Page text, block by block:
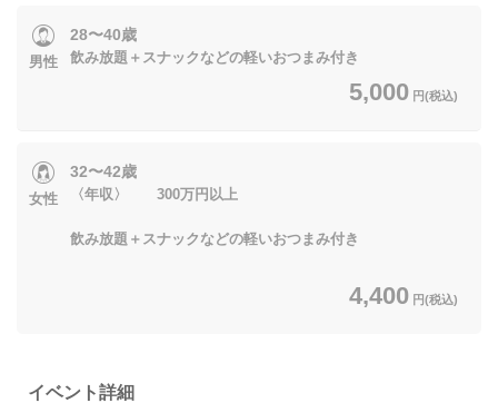
男性
28〜40歳
飲み放題＋スナックなどの軽いおつまみ付き
5,000 円(税込)
女性
32〜42歳
〈年収〉 300万円以上
飲み放題＋スナックなどの軽いおつまみ付き
4,400 円(税込)
イベント詳細